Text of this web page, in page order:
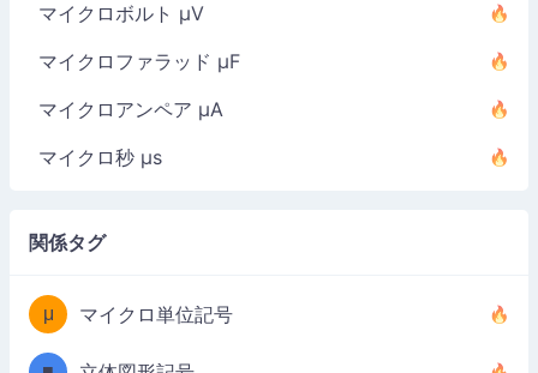
マイクロボルト µV
マイクロファラッド µF
マイクロアンペア µA
マイクロ秒 µs
関係タグ
μ マイクロ単位記号